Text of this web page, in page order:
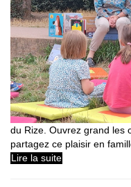
du Rize. Ouvrez grand les
partagez ce plaisir en
Lire la suite